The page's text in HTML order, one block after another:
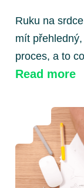
Ruku na
mít
proces, a to
Read more